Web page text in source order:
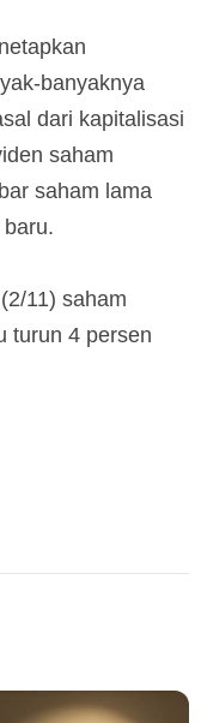
banyaknya
dari kapitalisasi
saham
saham lama
11) saham
turun 4 persen